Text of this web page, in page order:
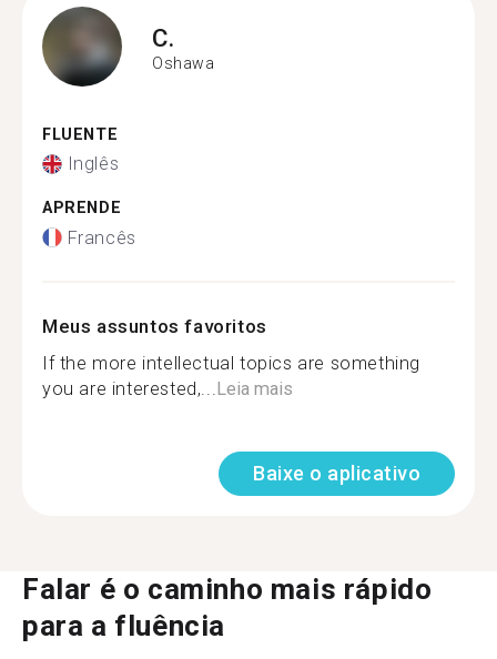
C.
Oshawa
FLUENTE
Inglês
APRENDE
Francês
Meus assuntos favoritos
If the more intellectual topics are something
you are interested,... Leia mais
Baixe o aplicativo
Falar é o caminho mais rápido
para a fluência